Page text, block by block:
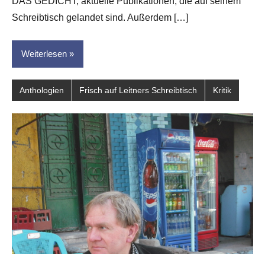
Schreibtisch gelandet sind. Außerdem […]
Weiterlesen
Anthologien Frisch auf Leitners Schreibtisch Kritik